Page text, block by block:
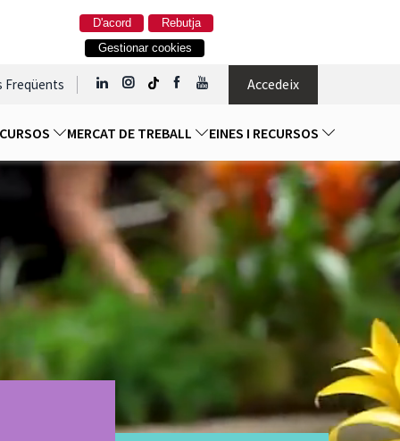
Rebutja
D'acord
Gestionar cookies
Freqüents Accedeix
MERCAT DE TREBALL EINES I RECURSOS